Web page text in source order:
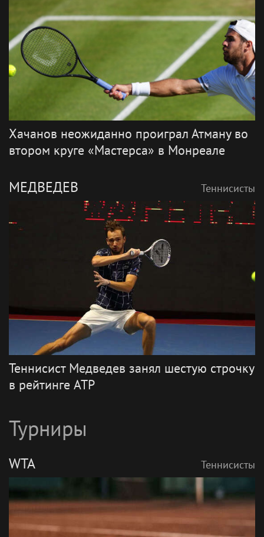
Хачанов неожиданно проиграл Атману во
втором круге «Мастерса» в Монреале
МЕДВЕДЕВ Теннисисты
Теннисист Медведев занял шестую строчку
в рейтинге ATP
Турниры
WTA Теннисисты